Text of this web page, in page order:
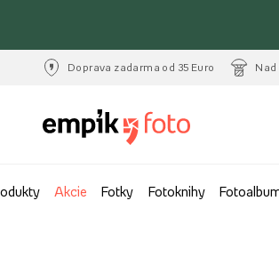
Doprava zadarma od 35 Euro Nad
Akcie Fotky Fotoknihy